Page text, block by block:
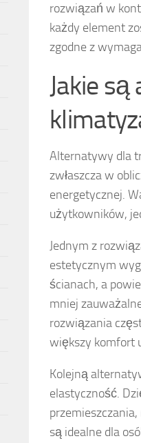
rozwiązań w
każdy element
zgodne z
Jakie
Alternatywy dla
zwłaszcza w
energetycznej.
użytkowników,
Jednym z
estetycznym
ścianach, a
mniej
rozwiązania
większy komfort
Kolejną
elastyczność.
są idealne dla